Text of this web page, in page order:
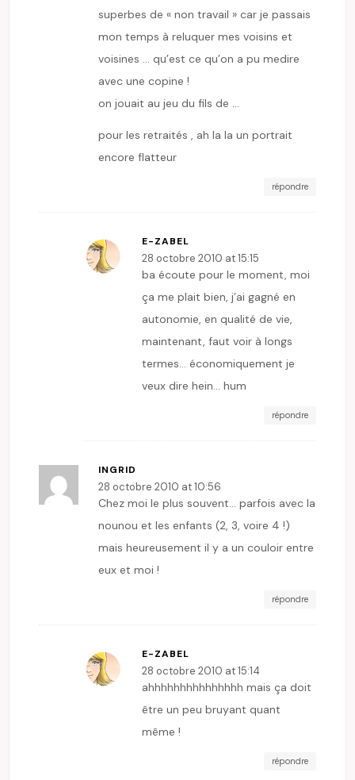
superbes de « non travail » car je passais
mon temps à reluquer mes voisins et
voisines … qu’est ce qu’on a pu medire
avec une copine !
on jouait au jeu du fils de …
pour les retraités , ah la la un portrait
encore flatteur
répondre
E-ZABEL
28 octobre 2010 at 15:15
ba écoute pour le moment, moi
ça me plait bien, j’ai gagné en
autonomie, en qualité de vie,
maintenant, faut voir à longs
termes… économiquement je
veux dire hein… hum
répondre
INGRID
28 octobre 2010 at 10:56
Chez moi le plus souvent… parfois avec la
nounou et les enfants (2, 3, voire 4 !)
mais heureusement il y a un couloir entre
eux et moi !
répondre
E-ZABEL
28 octobre 2010 at 15:14
ahhhhhhhhhhhhhhh mais ça doit
être un peu bruyant quant
même !
répondre